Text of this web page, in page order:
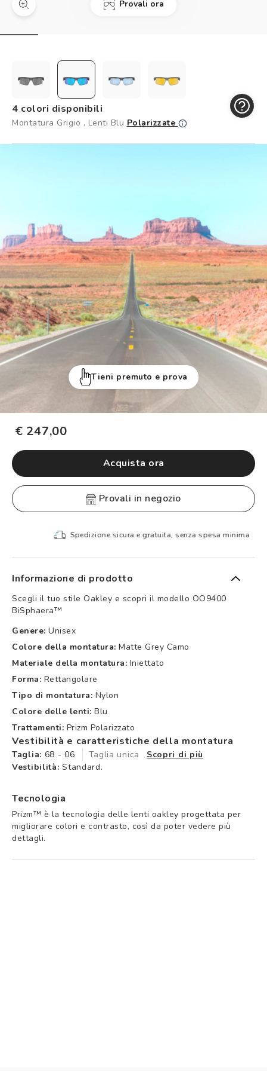
Prenota un test della vista gratuito
Controllo visivo
Carta fedeltà
Provali ora
4 colori disponibili
Montatura Grigio , Lenti Blu Polarizzate
Tieni premuto e prova
€ 247,00
Acquista ora
provali in negozio
Spedizione sicura e gratuita, senza spesa minima
Informazione di prodotto
Scegli il tuo stile Oakley e scopri il modello OO9400
BiSphaera™
Genere: Unisex
Colore della montatura: Matte Grey Camo
Materiale della montatura: Iniettato
Forma: Rettangolare
Tipo di montatura: Nylon
Colore delle lenti: Blu
Trattamenti: Prizm Polarizzato
Vestibilità e caratteristiche della montatura
Taglia: 68 - 06 Taglia unica
Scopri di più
Vestibilità: Standard.
Tecnologia
Prizm™ è la tecnologia delle lenti oakley progettata per
migliorare colori e contrasto, così da poter vedere più
dettagli.